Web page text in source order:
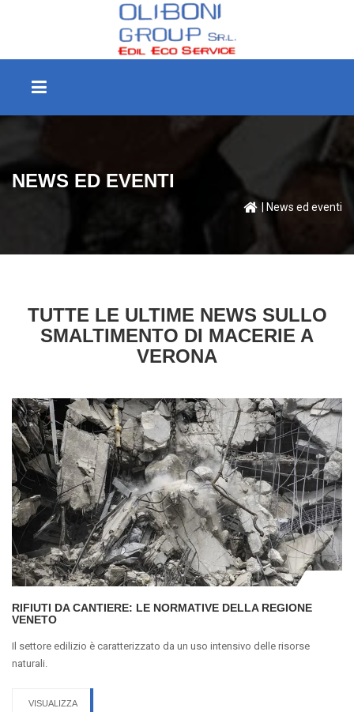
NEWS ED EVENTI
| News ed eventi
TUTTE LE ULTIME NEWS SULLO
SMALTIMENTO DI MACERIE A
VERONA
RIFIUTI DA CANTIERE: LE NORMATIVE DELLA REGIONE
VENETO
Il settore edilizio è caratterizzato da un uso intensivo delle risorse
naturali.
VISUALIZZA